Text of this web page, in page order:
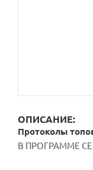
ОПИСАНИЕ:
Протоколы
В ПРОГРАММЕ